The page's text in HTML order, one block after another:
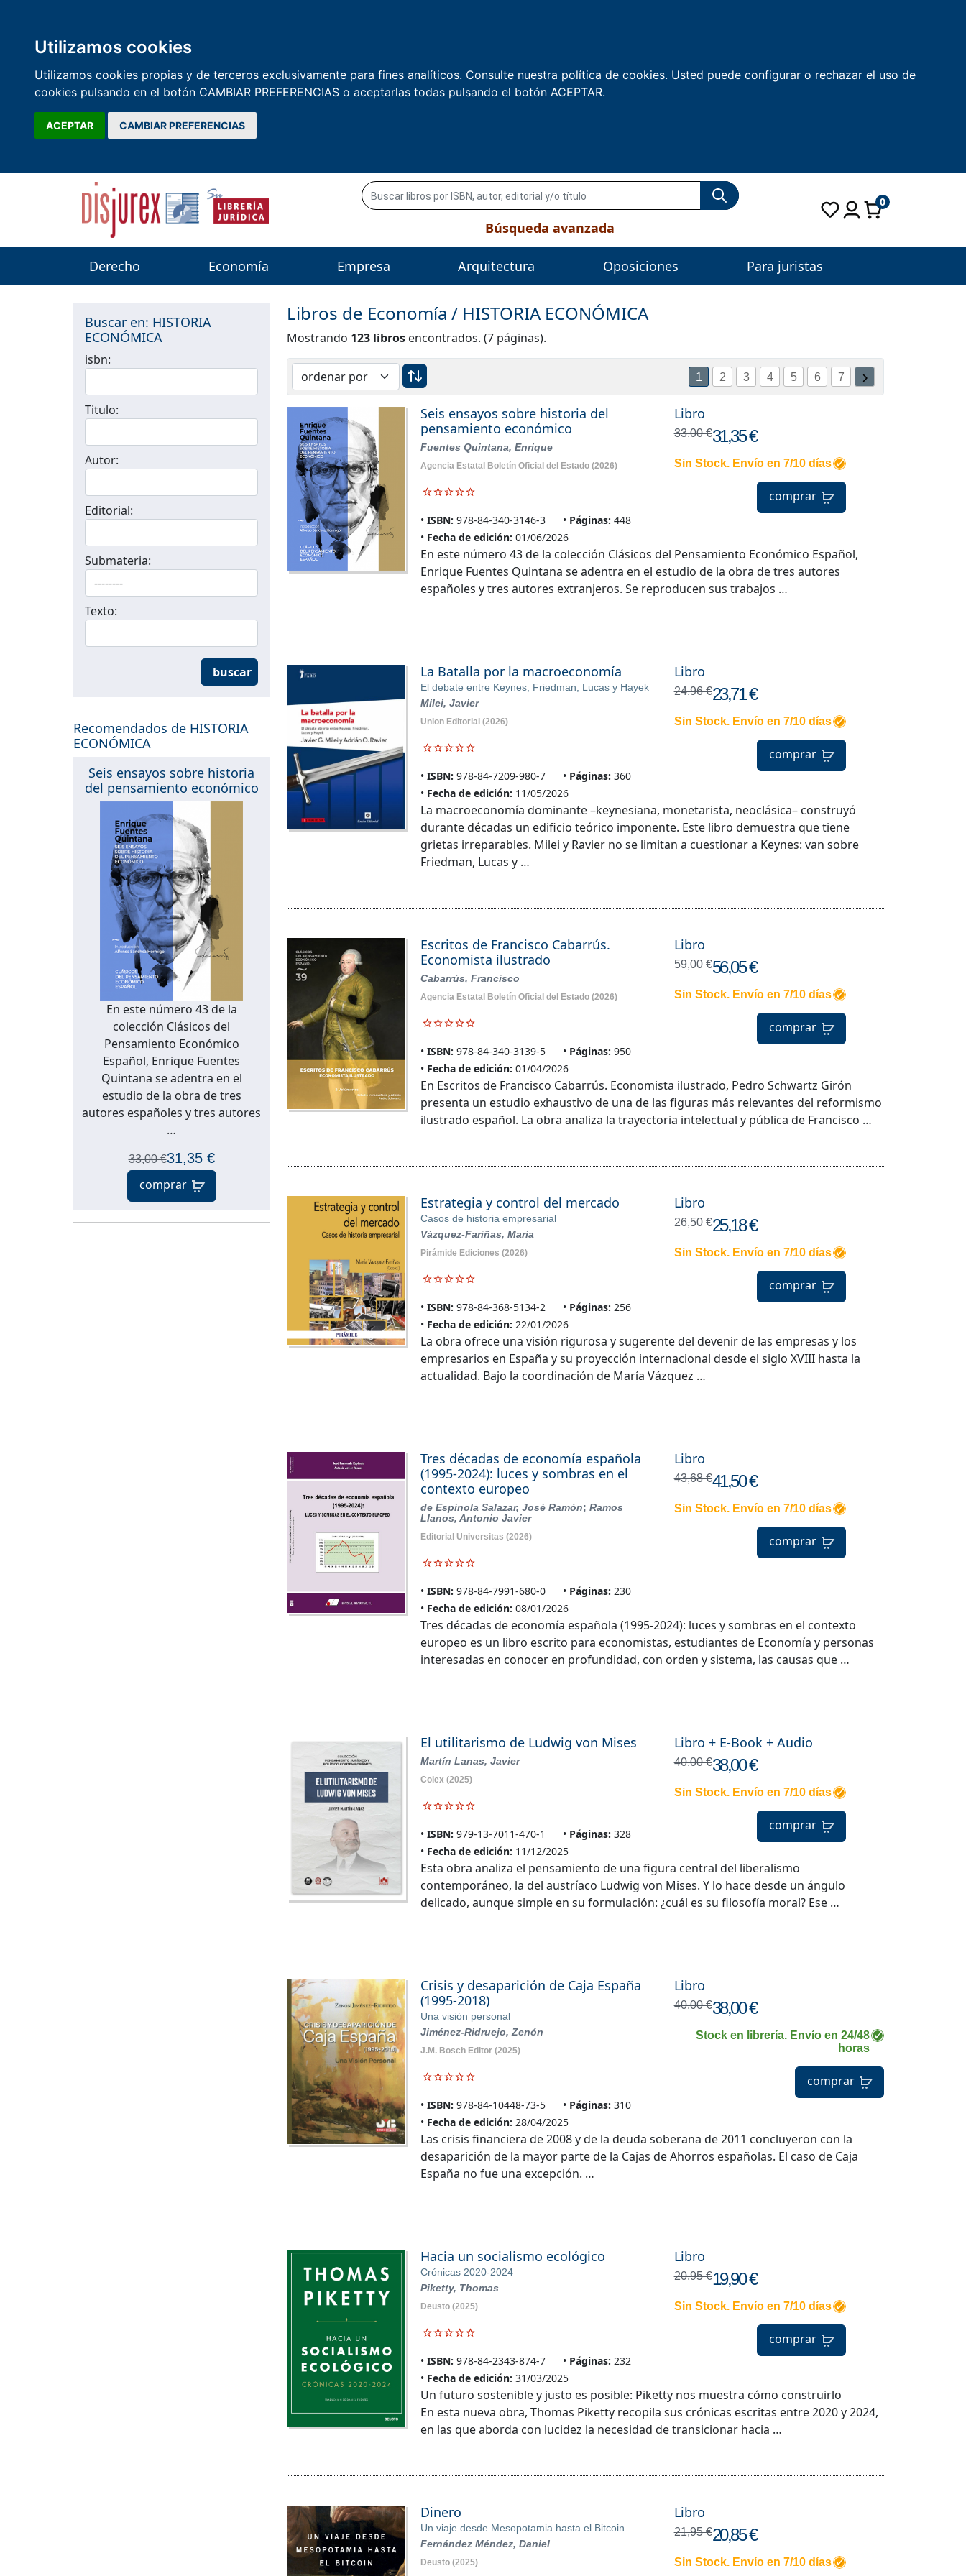
Utilizamos cookies
Utilizamos cookies propias y de terceros exclusivamente para fines analíticos. Consulte nuestra política de cookies. Usted puede configurar o rechazar el uso de
cookies pulsando en el botón CAMBIAR PREFERENCIAS o aceptarlas todas pulsando el botón ACEPTAR.
ACEPTAR CAMBIAR PREFERENCIAS
Búsqueda avanzada
0
Derecho Economía Empresa Arquitectura Oposiciones Para juristas
Buscar en: HISTORIA
ECONÓMICA
isbn:
Titulo:
Autor:
Editorial:
Submateria:
Texto:
buscar
Recomendados de HISTORIA
ECONÓMICA
Seis ensayos sobre historia
del pensamiento económico
En este número 43 de la
colección Clásicos del
Pensamiento Económico
Español, Enrique Fuentes
Quintana se adentra en el
estudio de la obra de tres
autores españoles y tres autores
…
33,00 €31,35 €
comprar
Libros de Economía / HISTORIA ECONÓMICA
Mostrando 123 libros encontrados. (7 páginas).
1 2 3 4 5 6 7
Seis ensayos sobre historia del
pensamiento económico
Fuentes Quintana, Enrique
Agencia Estatal Boletín Oficial del Estado (2026)
ISBN: 978-84-340-3146-3 Páginas: 448
Fecha de edición: 01/06/2026
Libro
33,00 €31,35 €
Sin Stock. Envío en 7/10 días
comprar
En este número 43 de la colección Clásicos del Pensamiento Económico Español,
Enrique Fuentes Quintana se adentra en el estudio de la obra de tres autores
españoles y tres autores extranjeros. Se reproducen sus trabajos …
La Batalla por la macroeconomía
El debate entre Keynes, Friedman, Lucas y Hayek
Milei, Javier
Union Editorial (2026)
ISBN: 978-84-7209-980-7 Páginas: 360
Fecha de edición: 11/05/2026
Libro
24,96 €23,71 €
Sin Stock. Envío en 7/10 días
comprar
La macroeconomía dominante –keynesiana, monetarista, neoclásica– construyó
durante décadas un edificio teórico imponente. Este libro demuestra que tiene
grietas irreparables. Milei y Ravier no se limitan a cuestionar a Keynes: van sobre
Friedman, Lucas y …
Escritos de Francisco Cabarrús.
Economista ilustrado
Cabarrús, Francisco
Agencia Estatal Boletín Oficial del Estado (2026)
ISBN: 978-84-340-3139-5 Páginas: 950
Fecha de edición: 01/04/2026
Libro
59,00 €56,05 €
Sin Stock. Envío en 7/10 días
comprar
En Escritos de Francisco Cabarrús. Economista ilustrado, Pedro Schwartz Girón
presenta un estudio exhaustivo de una de las figuras más relevantes del reformismo
ilustrado español. La obra analiza la trayectoria intelectual y pública de Francisco …
Estrategia y control del mercado
Casos de historia empresarial
Vázquez-Fariñas, María
Pirámide Ediciones (2026)
ISBN: 978-84-368-5134-2 Páginas: 256
Fecha de edición: 22/01/2026
Libro
26,50 €25,18 €
Sin Stock. Envío en 7/10 días
comprar
La obra ofrece una visión rigurosa y sugerente del devenir de las empresas y los
empresarios en España y su proyección internacional desde el siglo XVIII hasta la
actualidad. Bajo la coordinación de María Vázquez …
Tres décadas de economía española
(1995-2024): luces y sombras en el
contexto europeo
de Espínola Salazar, José Ramón;Ramos
Llanos, Antonio Javier
Editorial Universitas (2026)
ISBN: 978-84-7991-680-0 Páginas: 230
Fecha de edición: 08/01/2026
Libro
43,68 €41,50 €
Sin Stock. Envío en 7/10 días
comprar
Tres décadas de economía española (1995-2024): luces y sombras en el contexto
europeo es un libro escrito para economistas, estudiantes de Economía y personas
interesadas en conocer en profundidad, con orden y sistema, las causas que …
El utilitarismo de Ludwig von Mises
Martín Lanas, Javier
Colex (2025)
ISBN: 979-13-7011-470-1 Páginas: 328
Fecha de edición: 11/12/2025
Libro + E-Book + Audio
40,00 €38,00 €
Sin Stock. Envío en 7/10 días
comprar
Esta obra analiza el pensamiento de una figura central del liberalismo
contemporáneo, la del austríaco Ludwig von Mises. Y lo hace desde un ángulo
delicado, aunque simple en su formulación: ¿cuál es su filosofía moral? Ese …
Crisis y desaparición de Caja España
(1995-2018)
Una visión personal
Jiménez-Ridruejo, Zenón
J.M. Bosch Editor (2025)
ISBN: 978-84-10448-73-5 Páginas: 310
Fecha de edición: 28/04/2025
Libro
40,00 €38,00 €
Stock en librería. Envío en 24/48
horas
comprar
Las crisis financiera de 2008 y de la deuda soberana de 2011 concluyeron con la
desaparición de la mayor parte de la Cajas de Ahorros españolas. El caso de Caja
España no fue una excepción. …
Hacia un socialismo ecológico
Crónicas 2020-2024
Piketty, Thomas
Deusto (2025)
ISBN: 978-84-2343-874-7 Páginas: 232
Fecha de edición: 31/03/2025
Libro
20,95 €19,90 €
Sin Stock. Envío en 7/10 días
comprar
Un futuro sostenible y justo es posible: Piketty nos muestra cómo construirlo
En esta nueva obra, Thomas Piketty recopila sus crónicas escritas entre 2020 y 2024,
en las que aborda con lucidez la necesidad de transicionar hacia …
Dinero
Un viaje desde Mesopotamia hasta el Bitcoin
Fernández Méndez, Daniel
Deusto (2025)
Libro
21,95 €20,85 €
Sin Stock. Envío en 7/10 días